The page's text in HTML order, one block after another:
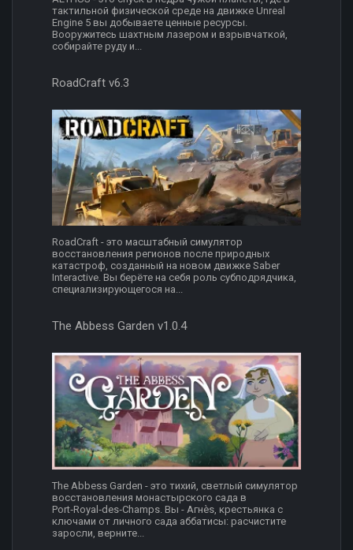
тактильной физической среде на движке Unreal
Engine 5 вы добываете ценные ресурсы.
Вооружитесь шахтным лазером и взрывчаткой,
собирайте руду и...
RoadCraft v6.3
RoadCraft - это масштабный симулятор
восстановления регионов после природных
катастроф, созданный на новом движке Saber
Interactive. Вы берёте на себя роль субподрядчика,
специализирующегося на...
The Abbess Garden v1.0.4
The Abbess Garden - это тихий, светлый симулятор
восстановления монастырского сада в
Port‑Royal‑des‑Champs. Вы - Агнès, крестьянка с
ключами от личного сада аббатисы: расчистите
заросли, верните...